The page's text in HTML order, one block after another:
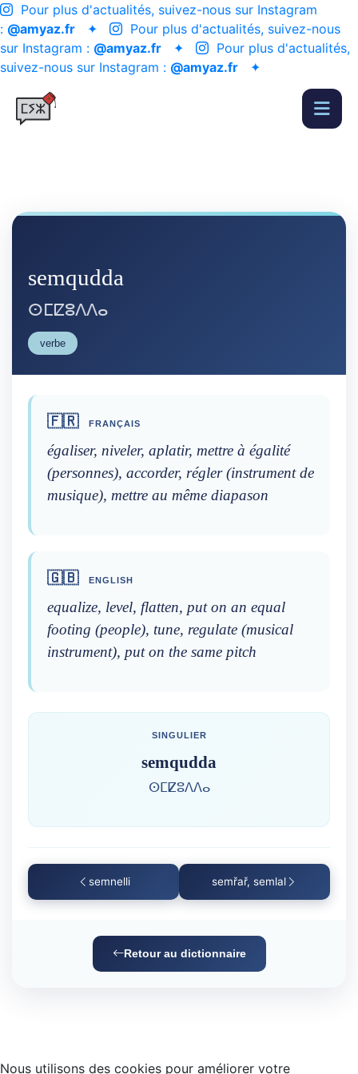
Pour plus d'actualités, suivez-nous sur Instagram
: @amyaz.fr ✦
Pour plus d'actualités, suivez-nous
sur Instagram : @amyaz.fr ✦
Pour plus d'actualités,
suivez-nous sur Instagram : @amyaz.fr ✦
semqudda
ⵙⵎⵇⵓⴷⴷⴰ
verbe
🇫🇷 FRANÇAIS
égaliser, niveler, aplatir, mettre à égalité
(personnes), accorder, régler (instrument de
musique), mettre au même diapason
🇬🇧 ENGLISH
equalize, level, flatten, put on an equal
footing (people), tune, regulate (musical
instrument), put on the same pitch
SINGULIER
semqudda
ⵙⵎⵇⵓⴷⴷⴰ
semnelli semřař, semlal
Retour au dictionnaire
Nous utilisons des cookies pour améliorer votre